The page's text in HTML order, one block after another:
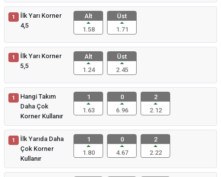
1
İlk Yarı Korner
4,5
Alt
1.58
Üst
1.71
1
İlk Yarı Korner
5,5
Alt
1.24
Üst
2.45
1
Hangi Takım
Daha Çok
Korner Kullanır
1
1.63
0
6.96
2
2.12
1
İlk Yarıda Daha
Çok Korner
Kullanır
1
1.80
0
4.67
2
2.22